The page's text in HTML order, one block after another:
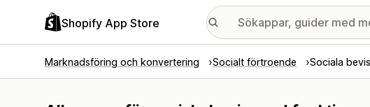
Shopify App Store
Marknadsföring och konvertering Socialt förtroende Sociala bevis